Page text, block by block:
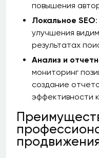
повышения
Локальное SEO
улучшения
результатах
Анализ и
мониторинг
создание
эффективности